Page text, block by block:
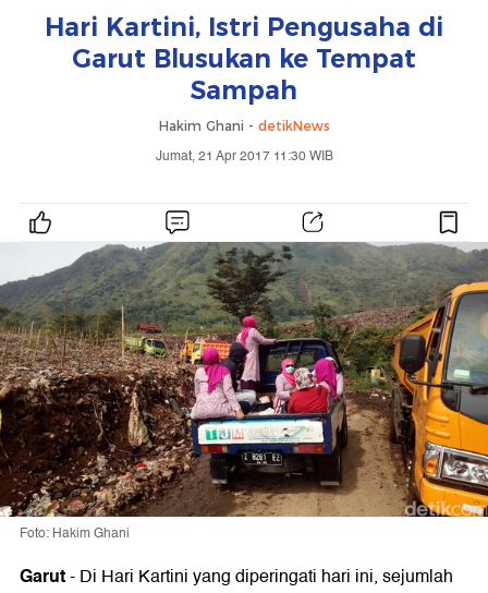
Hari Kartini, Istri Pengusaha di
Garut Blusukan ke Tempat
Sampah
Hakim Ghani - detikNews
Jumat, 21 Apr 2017 11:30 WIB
Foto: Hakim Ghani
Garut-Di Hari Kartini yang diperingati hari ini, sejumlah